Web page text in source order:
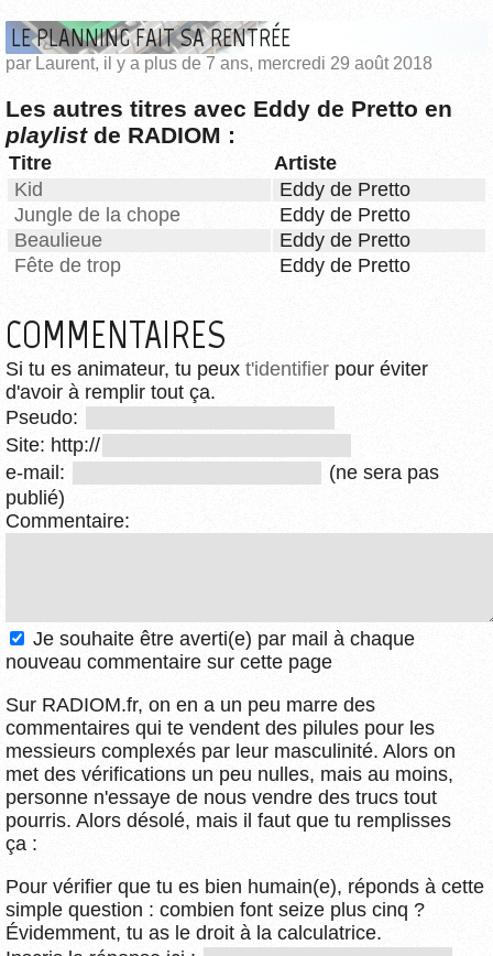
LE PLANNING FAIT SA RENTRÉE
par Laurent, il y a plus de 7 ans, mercredi 29 août 2018
Les autres titres avec Eddy de Pretto en
playlistde RADIOM :
Titre
Artiste
Kid
Eddy de Pretto
Jungle de la chope
Eddy de Pretto
Beaulieue
Eddy de Pretto
Fête de trop
Eddy de Pretto
COMMENTAIRES
Si tu es animateur, tu peux t'identifier pour éviter
d'avoir à remplir tout ça.
Pseudo:
Site: http://
e-mail:
(ne sera pas
publié)
Commentaire:
Je souhaite être averti(e) par mail à chaque
nouveau commentaire sur cette page
Sur RADIOM.fr, on en a un peu marre des
commentaires qui te vendent des pilules pour les
messieurs complexés par leur masculinité. Alors on
met des vérifications un peu nulles, mais au moins,
personne n'essaye de nous vendre des trucs tout
pourris. Alors désolé, mais il faut que tu remplisses
ça :
Pour vérifier que tu es bien humain(e), réponds à cette
simple question : combien font seize plus cinq ?
Évidemment, tu as le droit à la calculatrice.